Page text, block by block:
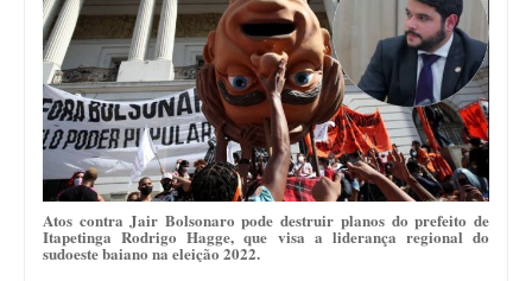
Atos contra Jair Bolsonaro pode destruir planos do prefeito de
Itapetinga Rodrigo Hagge, que visa a liderança regional do
sudoeste baiano na eleição 2022.